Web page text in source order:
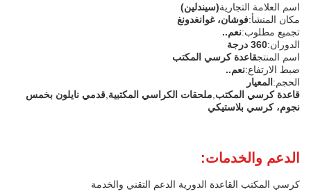
اسم العلامة التجارية(سيندلين)
مكان المنشأ:فوشان، غوانغدونغ
تجميع مطلوب:نعم..
الدوران:360 درجة
اسم المنتجقاعدة كرسي المكتب
ضبط الارتفاع:نعم..
الحجم: المعيار
قاعدة كرسي المكتب ملحقات الكراسي المكتبية قدمي نايلون بخمس
نجوم، كرسي بلاستيكي
الدعم والخدمات:
كرسي المكتب القاعدة الدورية الدعم التقني والخدمة